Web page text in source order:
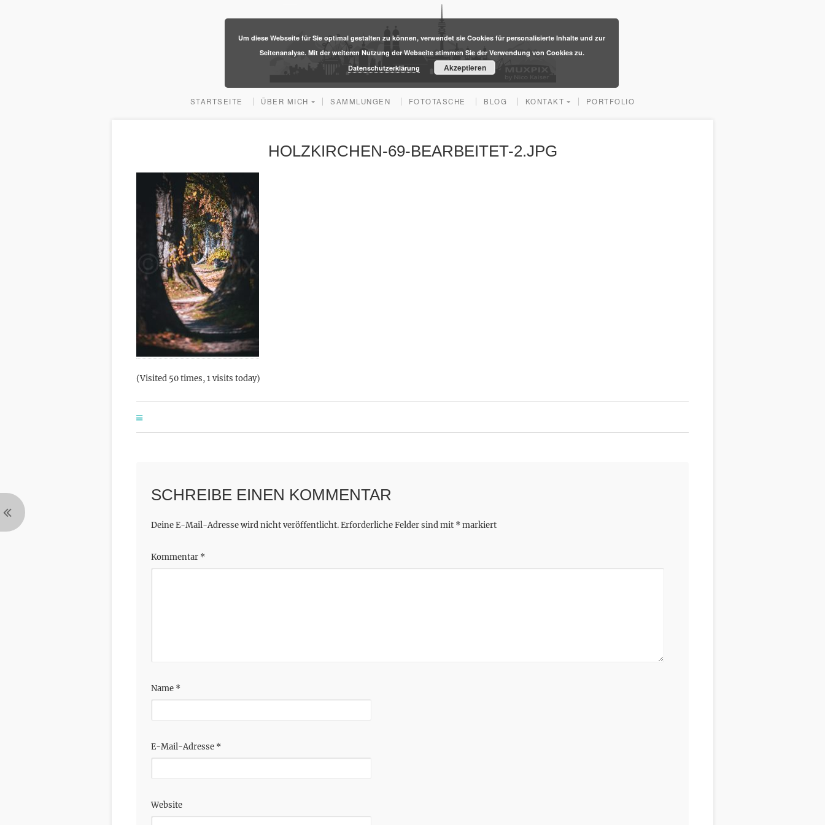
STARTSEITE ÜBER MICH SAMMLUNGEN FOTOTASCHE BLOG KONTAKT PORTFOLIO
HOLZKIRCHEN-69-BEARBEITET-2.JPG
(Visited 50 times, 1 visits today)
SCHREIBE EINEN KOMMENTAR
Deine E-Mail-Adresse wird nicht veröffentlicht.Erforderliche Felder sind mit *markiert
Kommentar *
Name *
E-Mail-Adresse *
Website
​Um diese Webseite für Sie optimal gestalten zu können, verwendet sie Cookies für personalisierte Inhalte und zur
Seitenanalyse. Mit der weiteren Nutzung der Webseite stimmen Sie der Verwendung von Cookies zu.
Datenschutzerklärung
Akzeptieren